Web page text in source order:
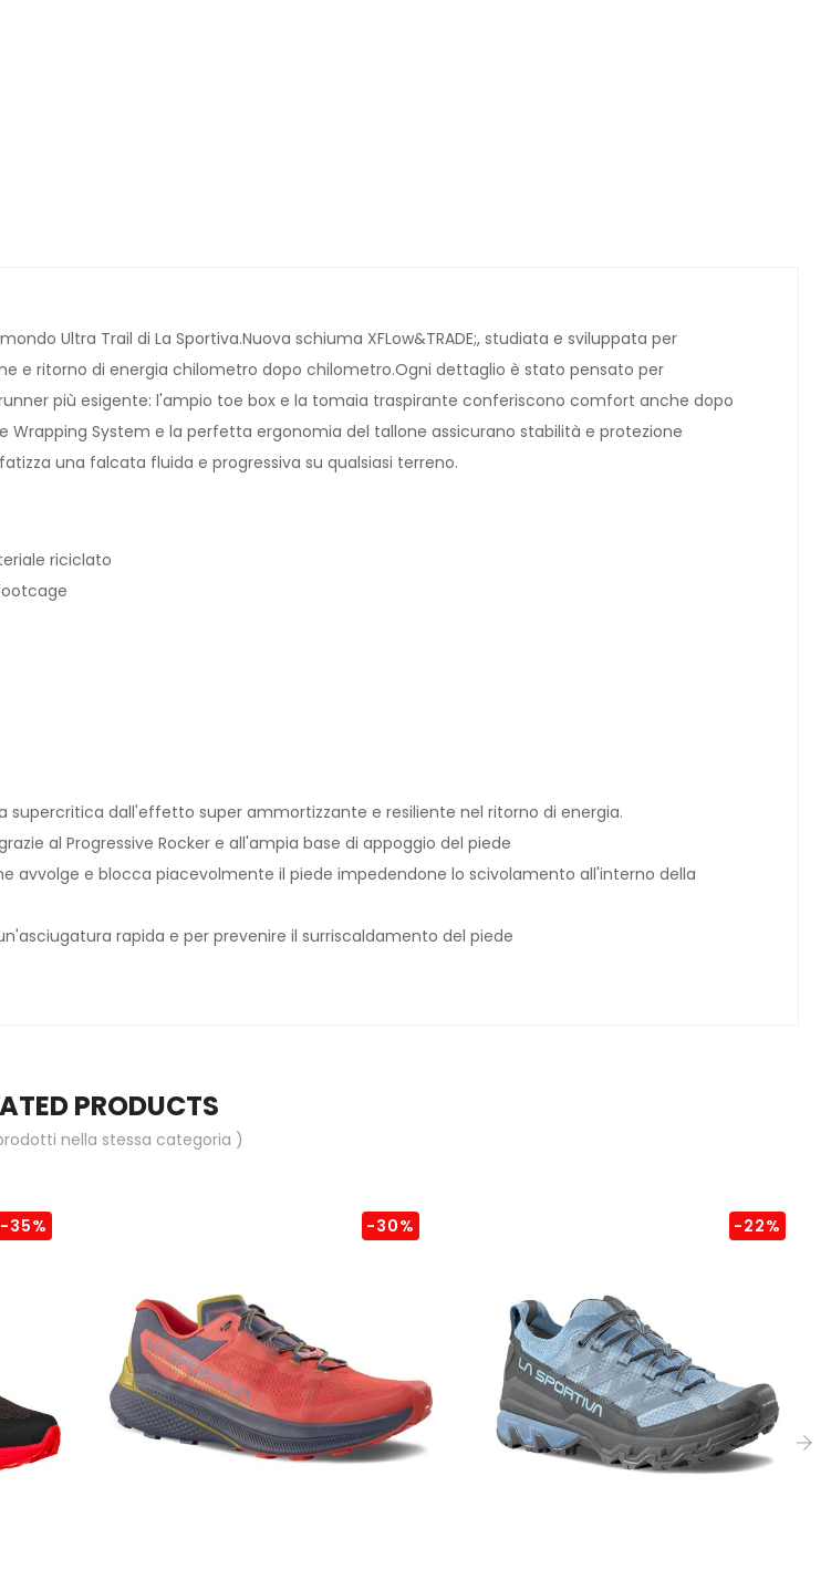
Ultra Trail di La Sportiva.Nuova schiuma XFLow&TRADE;, studiata e sviluppata per
e ritorno di energia chilometro dopo chilometro.Ogni dettaglio è stato pensato per
più esigente: l'ampio toe box e la tomaia traspirante conferiscono comfort anche dopo
Wrapping System e la perfetta ergonomia del tallone assicurano stabilità e protezione
una falcata fluida e progressiva su qualsiasi terreno.
riciclato
supercritica dall'effetto super ammortizzante e resiliente nel ritorno di energia.
al Progressive Rocker e all'ampia base di appoggio del piede
avvolge e blocca piacevolmente il piede impedendone lo scivolamento all'interno della
rapida e per prevenire il surriscaldamento del piede
PRODUCTS
nella stessa categoria )
-35% -30% -22%